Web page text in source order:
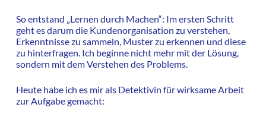
So entstand „Lernen durch Machen“: Im ersten Schritt
geht es darum die Kundenorganisation zu verstehen,
Erkenntnisse zu sammeln, Muster zu erkennen und diese
zu hinterfragen. Ich beginne nicht mehr mit der Lösung,
sondern mit dem Verstehen des Problems.
Heute habe ich es mir als Detektivin für wirksame Arbeit
zur Aufgabe gemacht: